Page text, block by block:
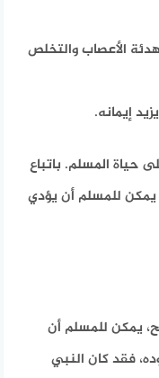
الأعصاب والتخلص
إيمانه.
حياة المسلم. باتباع
يمكن للمسلم أن يؤدي
يمكن للمسلم أن
فقد كان النبي